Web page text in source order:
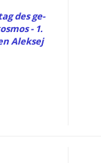
des ge­
- 1.
Alek­sej